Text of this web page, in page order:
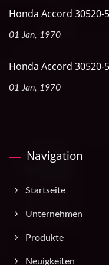
Honda Accord 30520-
01 Jan, 1970
Honda Accord 30520-
01 Jan, 1970
Navigation
Startseite
Unternehmen
Produkte
Neuigkeiten